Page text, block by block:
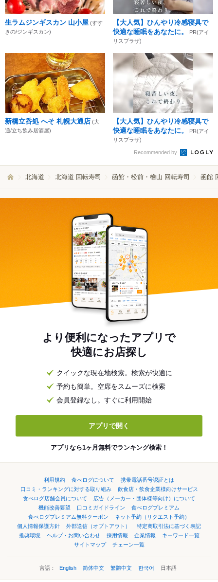
生ラムジンギスカン 山小屋 (すす
きの/ジンギスカン)
【大人気】ひんやり冷感寝具で
快適な睡眠をあなたに。
PR(アイ
リスプラザ)
新橋立呑処 へそ 札幌大通店 (大
通/立ち飲み居酒屋)
【大人気】ひんやり冷感寝具で
快適な睡眠をあなたに。
PR(アイ
リスプラザ)
Recommended by
北海道 北海道 回転寿司 函館・松前・檜山 回転寿司 函館
より便利になったアプリで
快適にお店探し
クイックな現在地検索。検索が快適に
予約も簡単。空席をスムーズに検索
会員登録なし。すぐに利用開始
アプリで開く
アプリなら1ヶ月無料でランキング検索！
利用規約 食べログについて
携帯電話番号認証とは
口コミ・ランキングに対する取り組み
飲食店・飲食企業様向けサービス
食べログ店舗会員について
広告（メーカー・団体様等向け）について
機能改善要望
口コミガイドライン
食べログプレミアム
食べログプレミアム無料クーポン
ネット予約（リクエスト予約）
個人情報保護方針
外部送信（オプトアウト）
特定商取引法に基づく表記
推奨環境
ヘルプ・お問い合わせ 採用情報 企業情報
キーワード一覧
サイトマップ
チェーン一覧
言語： English 简体中文 繁體中文 한국어 日本語